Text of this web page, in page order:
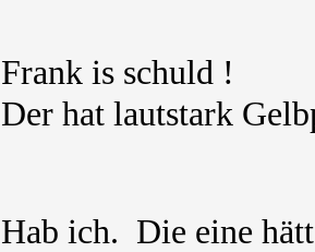
Frank is schuld !
Der hat lautstark
Hab ich. Die eine